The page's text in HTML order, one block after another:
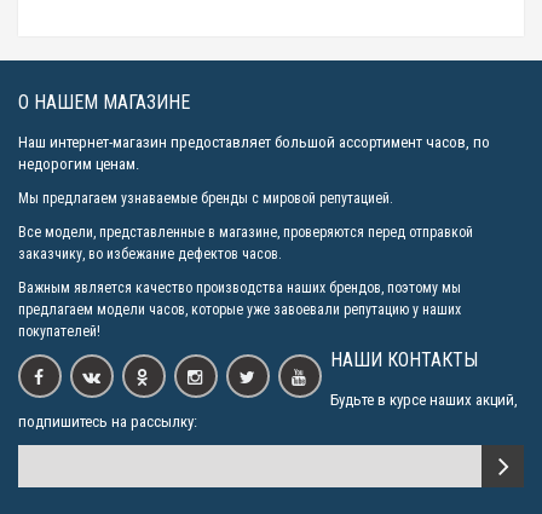
О НАШЕМ МАГАЗИНЕ
Наш интернет-магазин предоставляет большой ассортимент часов, по
недорогим ценам.
Мы предлагаем узнаваемые бренды с мировой репутацией.
Все модели, представленные в магазине, проверяются перед отправкой
заказчику, во избежание дефектов часов.
Важным является качество производства наших брендов, поэтому мы
предлагаем модели часов, которые уже завоевали репутацию у наших
покупателей!
НАШИ КОНТАКТЫ
Будьте в курсе наших акций,
подпишитесь на рассылку: